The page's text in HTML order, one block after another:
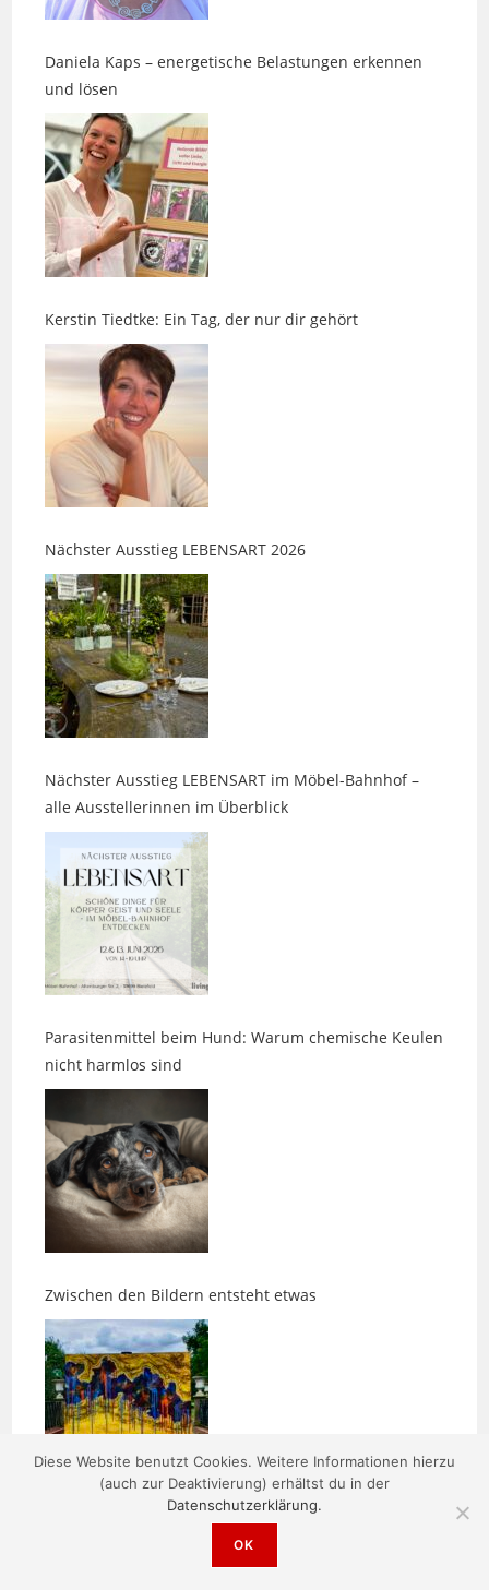
Daniela Kaps – energetische Belastungen erkennen
Kerstin Tiedtke: Ein Tag, der nur dir gehört
Nächster Ausstieg LEBENSART 2026
Nächster Ausstieg LEBENSART im Möbel-Bahnhof –
Parasitenmittel beim Hund: Warum chemische Keulen
Zwischen den Bildern entsteht etwas
Morgens um fünf ist die Welt noch in Ordnung
Diese Website benutzt Cookies. Weitere Informationen hierzu
(auch zur Deaktivierung) erhältst du in der
Datenschutzerklärung.
OK